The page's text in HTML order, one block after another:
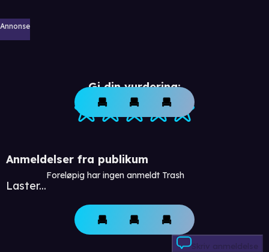
Annonse
Gi din vurdering:
Anmeldelser fra publikum
Laster...
Foreløpig har ingen anmeldt Trash
Skriv anmeldelse